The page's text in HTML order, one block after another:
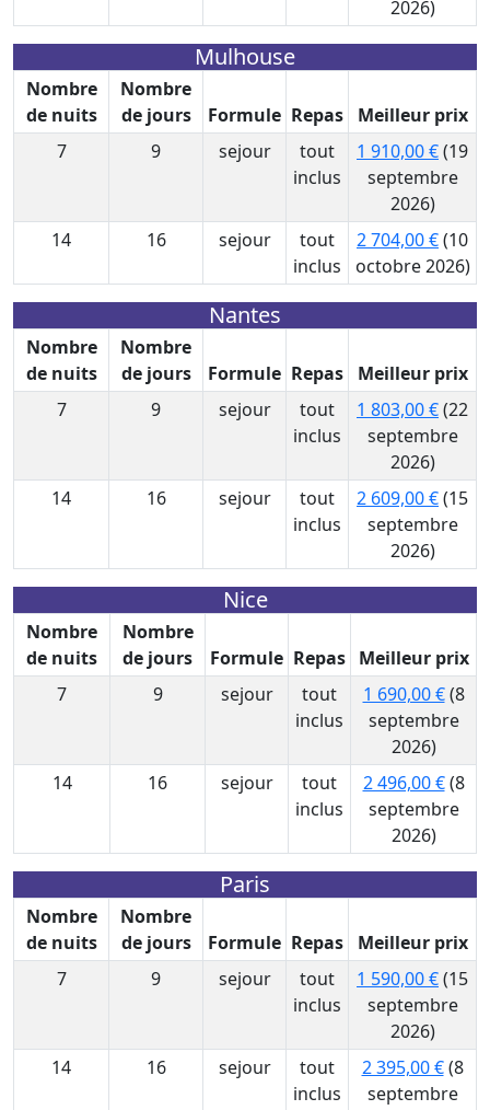
2026)
Mulhouse
Nombre
de nuits
Nombre
de jours
Formule Repas
Meilleur prix
7
9 sejour
tout
inclus
1 910,00 €(19
septembre
2026)
14
16 sejour
tout
inclus
2 704,00 €(10
octobre 2026)
Nantes
Nombre
de nuits
Nombre
de jours
Formule Repas
Meilleur prix
7
9 sejour
tout
inclus
1 803,00 €(22
septembre
2026)
14
16 sejour
tout
inclus
2 609,00 €(15
septembre
2026)
Nice
Nombre
de nuits
Nombre
de jours
Formule Repas Meilleur prix
7
9 sejour
tout
inclus
1 690,00 €(8
septembre
2026)
14
16 sejour
tout
inclus
2 496,00 €(8
septembre
2026)
Paris
Nombre
de nuits
Nombre
de jours
Formule Repas
Meilleur prix
7
9 sejour
tout
inclus
1 590,00 €(15
septembre
2026)
14
16 sejour
tout
inclus
2 395,00 €(8
septembre